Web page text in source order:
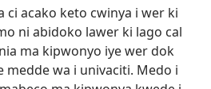
ci acako keto cwinya i wer ki
ni abidoko lawer ki lago cal
ma kipwonyo iye wer dok
medde wa i univaciti. Medo i